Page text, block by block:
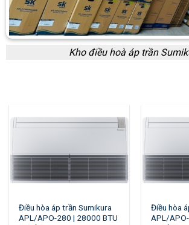
Kho điều hoà áp trần
Điều hòa áp trần Sumikura
APL/APO-280 | 28000 BTU
Điều hòa
APL/